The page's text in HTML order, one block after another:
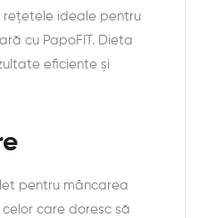
rețetele ideale pentru
cu PapoFIT. Dieta
eficiente și
pentru mâncarea
care doresc să